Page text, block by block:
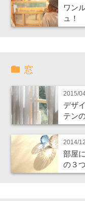
ワン
ュ！
窓
2015/
デザ
テン
2014/
部屋
の３